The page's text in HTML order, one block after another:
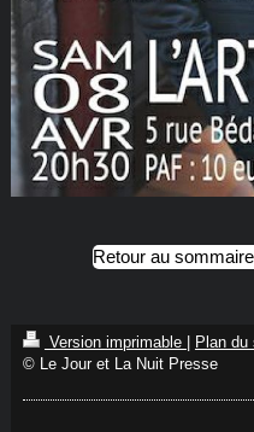
Retour au
Version imprimable
Plan du
© Le Jour et La Nuit Presse